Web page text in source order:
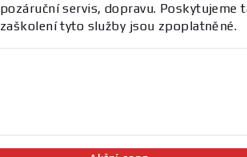
pozáruční servis, dopravu. Poskytujeme
zaškolení tyto služby jsou zpoplatněné.